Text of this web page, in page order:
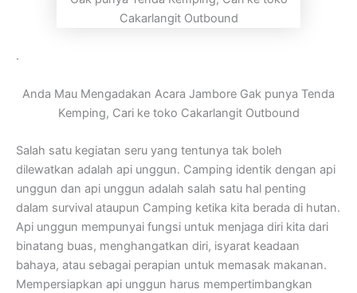
.
Anda Mau Mengadakan Acara Jambore Gak punya Tenda
Kemping, Cari ke toko Cakarlangit Outbound
Salah satu kegiatan seru yang tentunya tak boleh
dilewatkan adalah api unggun. Camping identik dengan api
unggun dan api unggun adalah salah satu hal penting
dalam survival ataupun Camping ketika kita berada di hutan.
Api unggun mempunyai fungsi untuk menjaga diri kita dari
binatang buas, menghangatkan diri, isyarat keadaan
bahaya, atau sebagai perapian untuk memasak makanan.
Mempersiapkan api unggun harus mempertimbangkan